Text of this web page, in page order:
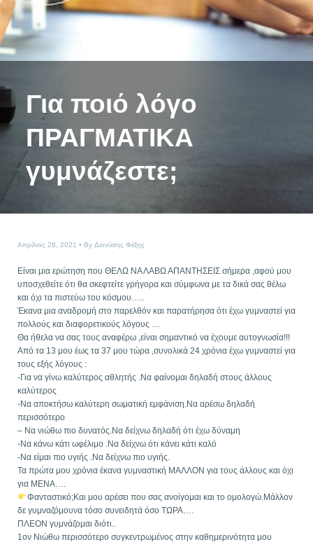
Για ποιό λόγο
ΠΡΑΓΜΑΤΙΚΑ
γυμνάζεστε;
Απρίλιος 28, 2021 By Διονύσης Φέξης
Είναι μια ερώτηση που ΘΕΛΩ ΝΑ ΛΑΒΩ ΑΠΑΝΤΗΣΕΙΣ σήμερα ,αφού μου
υποσχεθείτε ότι θα σκεφτείτε γρήγορα και σύμφωνα με τα δικά σας θέλω
και όχι τα πιστεύω του κόσμου…..
Έκανα μια αναδρομή στο παρελθόν και παρατήρησα ότι έχω γυμναστεί για
πολλούς και διαφορετικούς λόγους …
Θα ήθελα να σας τους αναφέρω ,είναι σημαντικό να έχουμε αυτογνωσία!!!
Από τα 13 μου έως τα 37 μου τώρα ,συνολικά 24 χρόνια έχω γυμναστεί για
τους εξής λόγους :
-Για να γίνω καλύτερος αθλητής .Να φαίνομαι δηλαδή στους άλλους
καλύτερος
-Να αποκτήσω καλύτερη σωματική εμφάνιση.Να αρέσω δηλαδή
περισσότερο
– Να νιώθω πιο δυνατός.Να δείχνω δηλαδή ότι έχω δύναμη
-Να κάνω κάτι ωφέλιμο .Να δείχνω ότι κάνει κάτι καλό
-Να είμαι πιο υγιής .Να δείχνω πιο υγιής.
Τα πρώτα μου χρόνια έκανα γυμναστική ΜΑΛΛΟΝ για τους άλλους και όχι
για ΜΕΝΑ….
Φανταστικό;Και μου αρέσει που σας ανοίγομαι και το ομολογώ.Μάλλον
δε γυμναζόμουνα τόσο συνειδητά όσο ΤΩΡΑ….
ΠΛΕΟΝ γυμνάζομαι διότι..
1ον Νιώθω περισσότερο συγκεντρωμένος στην καθημερινότητα μου